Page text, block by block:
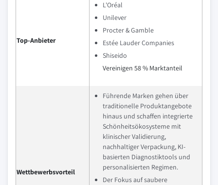
Top-Anbieter
L'Oréal
Unilever
Procter & Gamble
Estée Lauder Companies
Shiseido
Vereinigen 58 % Marktanteil
Wettbewerbsvorteil
Führende Marken gehen über
traditionelle Produktangebote
hinaus und schaffen integrierte
Schönheitsökosysteme mit
klinischer Validierung,
nachhaltiger Verpackung, KI-
basierten Diagnostiktools und
personalisierten Regimen.
Der Fokus auf saubere